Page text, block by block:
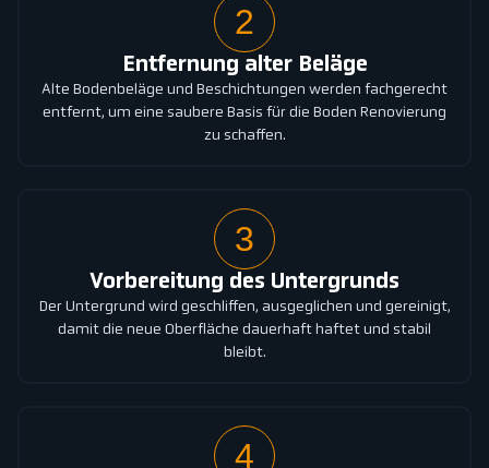
2
Entfernung alter Beläge
Alte Bodenbeläge und Beschichtungen werden fachgerecht
entfernt, um eine saubere Basis für die Boden Renovierung
zu schaffen.
3
Vorbereitung des Untergrunds
Der Untergrund wird geschliffen, ausgeglichen und gereinigt,
damit die neue Oberfläche dauerhaft haftet und stabil
bleibt.
4